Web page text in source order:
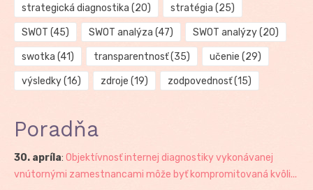
strategická diagnostika (20) stratégia (25)
SWOT (45) SWOT analýza (47) SWOT analýzy(20)
swotka (41) transparentnosť(35) učenie (29)
výsledky(16) zdroje (19) zodpovednosť(15)
Poradňa
30. apríla: Objektívnosť internej diagnostiky vykonávanej
vnútornými zamestnancami môže byť kompromitovaná kvôli...